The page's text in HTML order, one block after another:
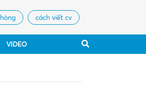
cách viết cv
VIDEO